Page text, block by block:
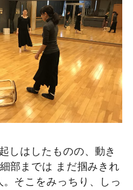
しはしたものの、動き
部までは まだ掴みきれ
。そこをみっちり、しっ